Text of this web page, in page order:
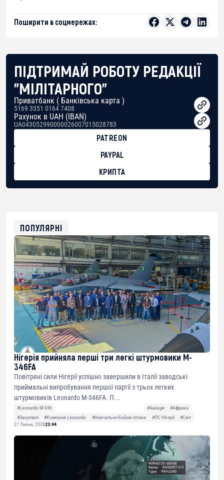
Поширити в соцмережах:
ПІДТРИМАЙ РОБОТУ РЕДАКЦІЇ
"МІЛІТАРНОГО"
Приватбанк ( Банківська карта )
5169 3351 0164 7408
Рахунок в UAH (IBAN)
UA043052990000026007015028783
PATREON
PAYPAL
КРИПТА
0xfD02863D3289416fcF50975c9DFda13623f97758
ПОПУЛЯРНІ
Нігерія прийняла перші три легкі штурмовики M-
346FA
Повітряні сили Нігерії успішно завершили в Італії заводські
приймальні випробування першої партії з трьох легких
штурмовиків Leonardo M-346FA. П...
#Leonardo M-346 #Авіація
#Африка
#Закупівлі
#Компанія Leonardo #Навчально-бойові літаки #ПС Нігерії
#Світ
27 Липня, 202623:44